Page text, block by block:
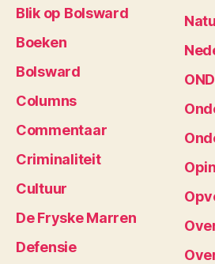
Blik op Bolsward
Boeken
Bolsward
Columns
Commentaar
Criminaliteit
Cultuur
De Fryske Marren
Defensie